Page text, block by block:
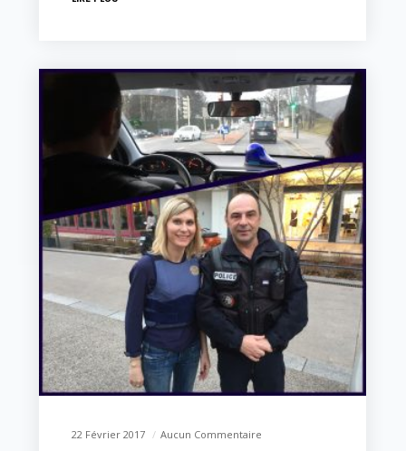
22 Février 2017
Aucun Commentaire